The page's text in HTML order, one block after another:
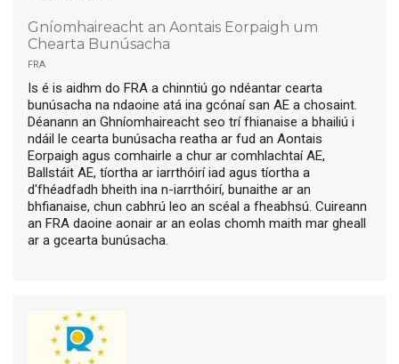
Gníomhaireacht an Aontais Eorpaigh um
Chearta Bunúsacha
fra
Is é is aidhm do FRA a chinntiú go ndéantar cearta
bunúsacha na ndaoine atá ina gcónaí san AE a chosaint.
Déanann an Ghníomhaireacht seo trí fhianaise a bhailiú i
ndáil le cearta bunúsacha reatha ar fud an Aontais
Eorpaigh agus comhairle a chur ar comhlachtaí AE,
Ballstáit AE, tíortha ar iarrthóirí iad agus tíortha a
d'fhéadfadh bheith ina n-iarrthóirí, bunaithe ar an
bhfianaise, chun cabhrú leo an scéal a fheabhsú. Cuireann
an FRA daoine aonair ar an eolas chomh maith mar gheall
ar a gcearta bunúsacha.